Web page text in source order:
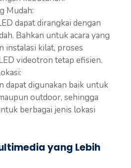
Mudah:
dapat dirangkai dengan
Bahkan untuk acara yang
instalasi kilat, proses
videotron tetap efisien.
dapat digunakan baik untuk
outdoor, sehingga
berbagai jenis lokasi
yang Lebih